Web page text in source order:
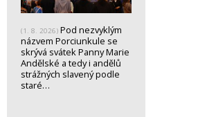
(1. 8. 2026) Pod nezvyklým
názvem Porciunkule se
skrývá svátek Panny Marie
Andělské a tedy i andělů
strážných slavený podle
staré…